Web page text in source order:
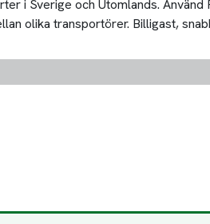
i Sverige och Utomlands.
olika transportörer. Billigast,